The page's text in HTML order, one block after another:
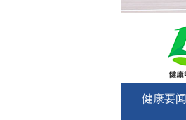
健康要闻